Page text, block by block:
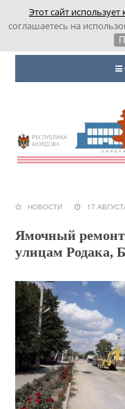
Этот сайт использует
соглашаетесь на
НОВОСТИ 17
Ямочный
улицам Родака,